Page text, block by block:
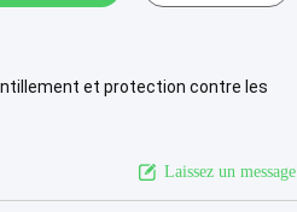
et protection contre les
Laissez un message.